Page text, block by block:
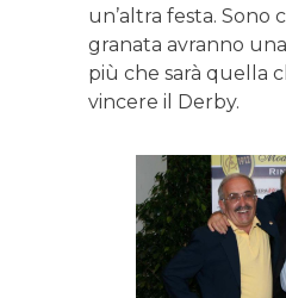
un’altra festa. Sono
granata avranno una
più che sarà quella
vincere il Derby.